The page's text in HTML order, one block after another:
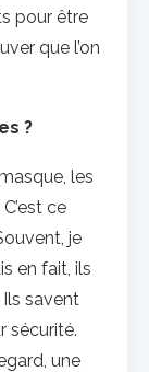
pour être
que l’on
?
les
ce
je
en fait, ils
savent
sécurité.
une